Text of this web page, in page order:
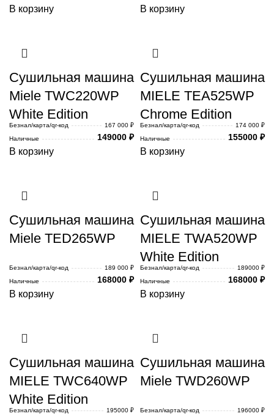
В корзину В корзину
Сушильная машина
Miele TWC220WP
White Edition
Безнал/карта/qr-код
167 000 ₽
Наличные
149000 ₽
В корзину
Сушильная машина
MIELE TEA525WP
Chrome Edition
Безнал/карта/qr-код
174 000 ₽
Наличные
155000 ₽
В корзину
Сушильная машина
Miele TED265WP
Безнал/карта/qr-код
189 000 ₽
Наличные
168000 ₽
В корзину
Сушильная машина
MIELE TWA520WP
White Edition
Безнал/карта/qr-код
189000 ₽
Наличные
168000 ₽
В корзину
Сушильная машина
MIELE TWC640WP
White Edition
Безнал/карта/qr-код
195000 ₽
Сушильная машина
Miele TWD260WP
Безнал/карта/qr-код
196000 ₽